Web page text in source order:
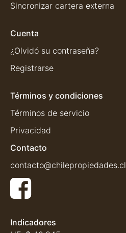
Sincronizar cartera externa
Cuenta
¿Olvidó su contraseña?
Registrarse
Términos y condiciones
Términos de servicio
Privacidad
Contacto
contacto@chilepropiedades.cl
Indicadores